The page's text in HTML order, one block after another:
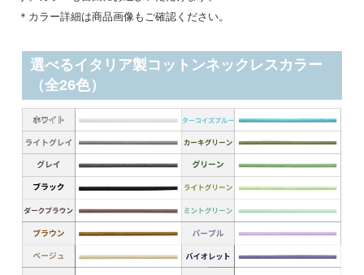
＊カラー詳細は商品画像もご確認ください。
選べるイタリア製コットンネックレスカラー
（全26色）